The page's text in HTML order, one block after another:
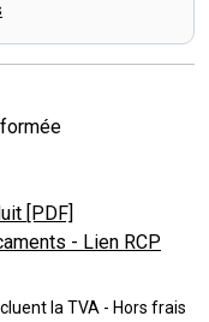
[PDF]
- Lien RCP
la TVA - Hors frais